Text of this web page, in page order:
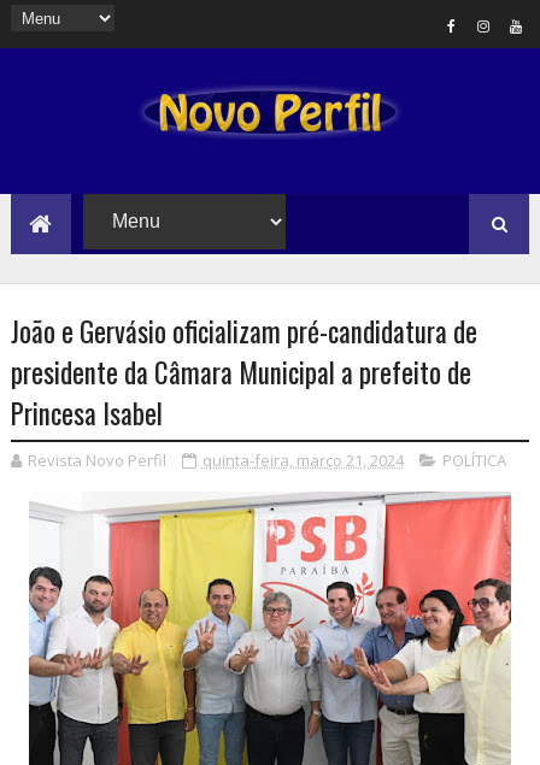
João e Gervásio oficializam pré-candidatura de
presidente da Câmara Municipal a prefeito de
Princesa Isabel
Revista Novo Perfil quinta-feira, março 21, 2024 POLÍTICA